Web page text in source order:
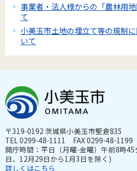
事業者・法人様からの「農林用
て
小美玉市土地の埋立て等の規制
いて
〒319-0192 茨城県小美玉市堅倉835
TEL 0299-48-1111 FAX 0299-48-1199
開庁時間：平日（月曜-金曜）午前8時
日、12月29日から1月3日を除く)
詳しくはこちら